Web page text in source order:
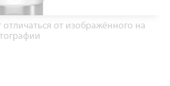
от изображённого на